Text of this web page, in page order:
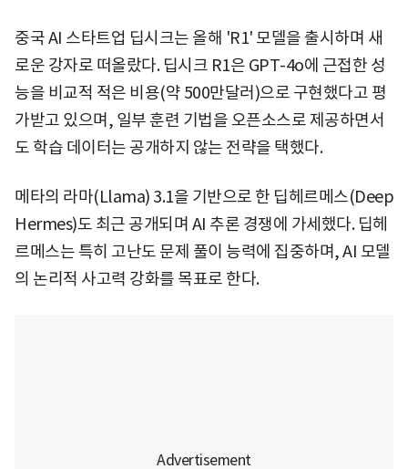
중국 AI 스타트업 딥시크는 올해 'R1' 모델을 출시하며 새
로운 강자로 떠올랐다. 딥시크 R1은 GPT-4o에 근접한 성
능을 비교적 적은 비용(약 500만달러)으로 구현했다고 평
가받고 있으며, 일부 훈련 기법을 오픈소스로 제공하면서
도 학습 데이터는 공개하지 않는 전략을 택했다.
메타의 라마(Llama) 3.1을 기반으로 한 딥헤르메스(Deep
Hermes)도 최근 공개되며 AI 추론 경쟁에 가세했다. 딥헤
르메스는 특히 고난도 문제 풀이 능력에 집중하며, AI 모델
의 논리적 사고력 강화를 목표로 한다.